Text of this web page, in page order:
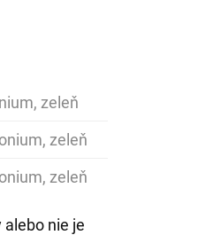
zeleň
zeleň
zeleň
nie je